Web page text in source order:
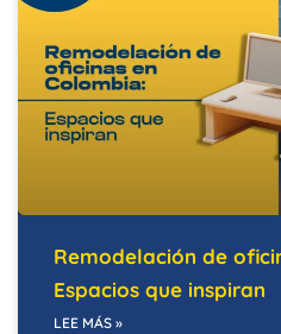
Remodelación de
Espacios que inspiran
LEE MÁS »